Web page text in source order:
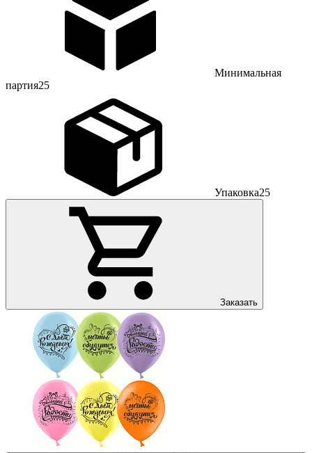
Минимальная
партия25
Упаковка25
Заказать